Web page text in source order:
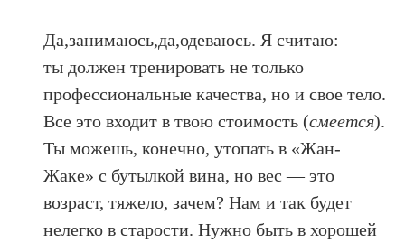
Да,занимаюсь,да,одеваюсь. Я считаю:
ты должен тренировать не только
профессиональные качества, но и свое тело.
Все это входит в твою стоимость (смеется).
Ты можешь, конечно, утопать в «Жан-
Жаке» с бутылкой вина, но вес — это
возраст, тяжело, зачем? Нам и так будет
нелегко в старости. Нужно быть в хорошей